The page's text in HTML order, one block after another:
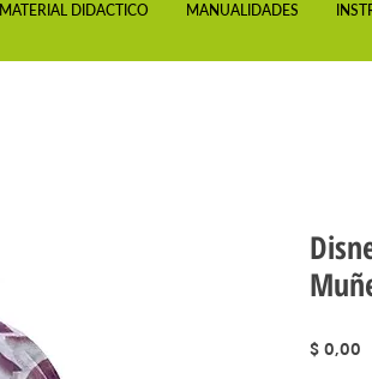
MATERIAL DIDACTICO MANUALIDADES
$ 0,00